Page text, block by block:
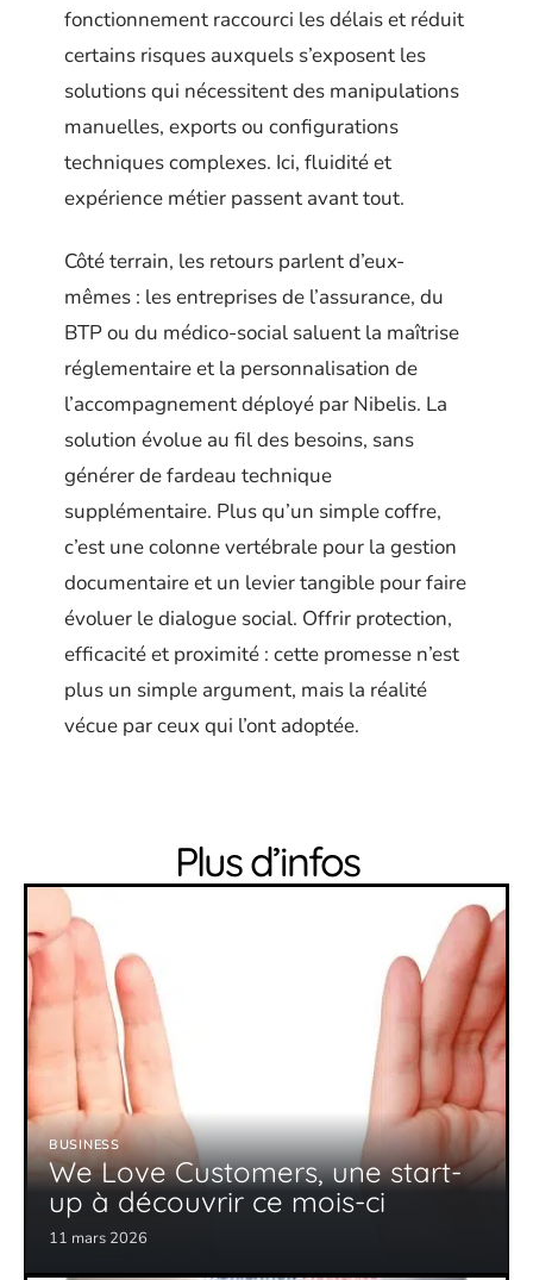
fonctionnement raccourci les délais et réduit
certains risques auxquels s’exposent les
solutions qui nécessitent des manipulations
manuelles, exports ou configurations
techniques complexes. Ici, fluidité et
expérience métier passent avant tout.
Côté terrain, les retours parlent d’eux-
mêmes : les entreprises de l’assurance, du
BTP ou du médico-social saluent la maîtrise
réglementaire et la personnalisation de
l’accompagnement déployé par Nibelis. La
solution évolue au fil des besoins, sans
générer de fardeau technique
supplémentaire. Plus qu’un simple coffre,
c’est une colonne vertébrale pour la gestion
documentaire et un levier tangible pour faire
évoluer le dialogue social. Offrir protection,
efficacité et proximité : cette promesse n’est
plus un simple argument, mais la réalité
vécue par ceux qui l’ont adoptée.
Plus d’infos
BUSINESS
We Love Customers, une start-
up à découvrir ce mois-ci
11 mars 2026